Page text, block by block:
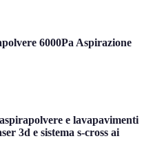
6000Pa Aspirazione
e lavapavimenti
3d e sistema s-cross ai